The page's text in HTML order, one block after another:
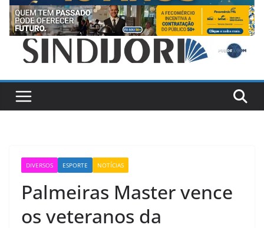
DIVERSOS ESPORTE NOTÍCIAS
Palmeiras Master vence
os veteranos da